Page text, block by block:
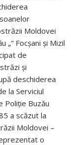
Moldovei
„“ Focșani și Mizil
de
și
deschiderea
la Serviciul
Poliție Buzău
a scăzut la
Moldovei –
o